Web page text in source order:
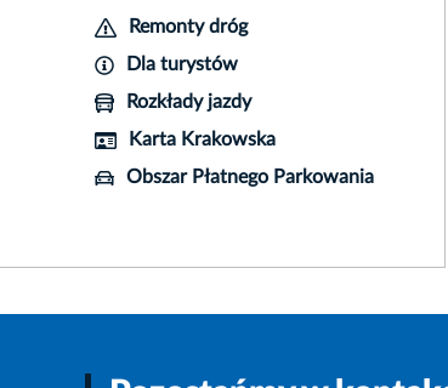
Remonty dróg
Dla turystów
Rozkłady jazdy
Karta Krakowska
Obszar Płatnego Parkowania